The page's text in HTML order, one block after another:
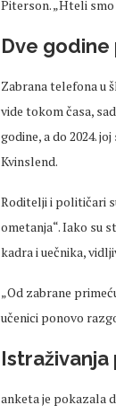
Piterson.„Hteli
Dve godine
Zabrana telefona u
vide tokom časa,
godine, a do 2024.
Kvinslend.
Roditelji i političari
ometanja“. Iako su
kadra iuečnika,
„Od zabrane prime
učenici ponovo
anketa je pokazala